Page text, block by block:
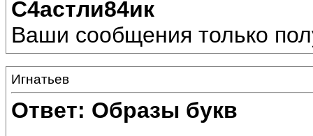
С4астли84ик
Ваши сообщения только
Игнатьев
Ответ: Образы букв